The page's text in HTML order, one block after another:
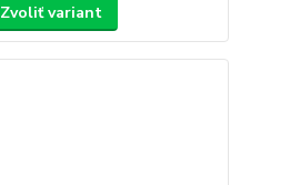
Zvoliť variant